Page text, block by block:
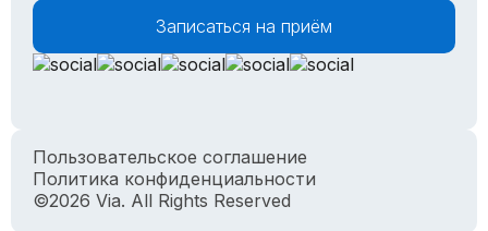
Записаться на приём
Пользовательское соглашение
Политика конфиденциальности
©2026 Via. All Rights Reserved